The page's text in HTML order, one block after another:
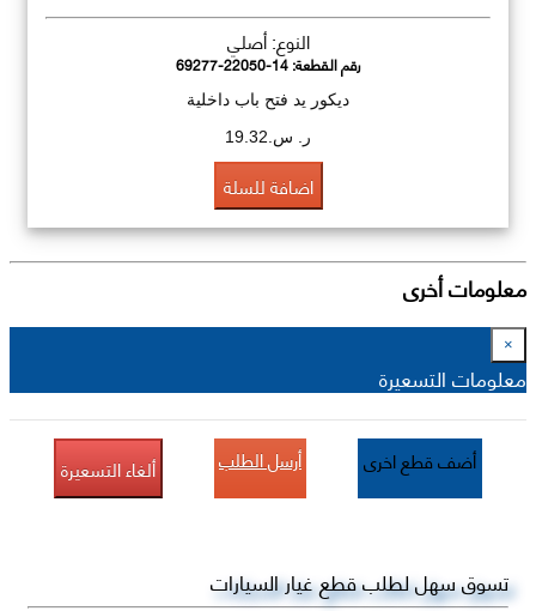
النوع: أصلي
رقم القطعة:69277-22050-14
ديكور يد فتح باب داخلية
ر. س.19.32
اضافة للسلة
معلومات أخرى
×
معلومات التسعيرة
أضف قطع اخرى أرسل الطلب ألغاء التسعيرة
تسوق سهل لطلب قطع غيار السيارات